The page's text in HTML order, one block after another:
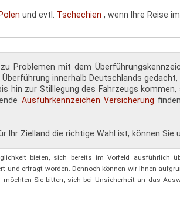
Polen und evtl. Tschechien , wenn Ihre Reise
Problemen mit dem
innerhalb Deutschlands
hin zur Stilllegung des Fahrzeugs
Ausfuhrkennzeichen Versicherung
Zielland die richtige Wahl ist, können Sie
bieten, sich bereits im Vorfeld ausführlich
erfragt worden. Dennoch können wir Ihnen
Sie bitten, sich bei Unsicherheit an das